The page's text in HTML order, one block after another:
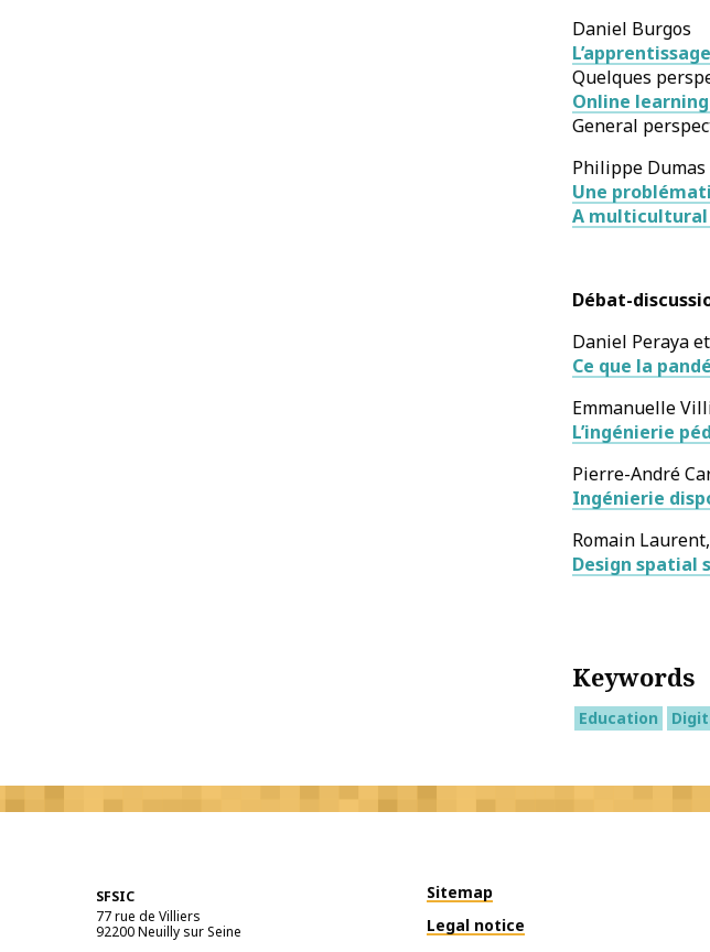
Daniel Burgos
Quelques
Online
General
Philippe Dumas
Une
A
Débat-
Daniel Peraya
Ce que la
Emmanuelle
L’ingénierie
Pierre-André
Ingénierie
Romain
Design spatial
Keywords
Education
SFSIC
77 rue de Villiers
92200Neuilly sur Seine
Sitemap
Legal notice